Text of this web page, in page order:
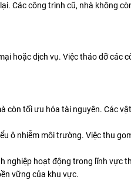
Các công trình cũ, nhà không
hoặc dịch vụ. Việc tháo dỡ các
còn tối ưu hóa tài nguyên. Các
ô nhiễm môi trường. Việc thu
nghiệp hoạt động trong lĩnh vực
vững của khu vực.